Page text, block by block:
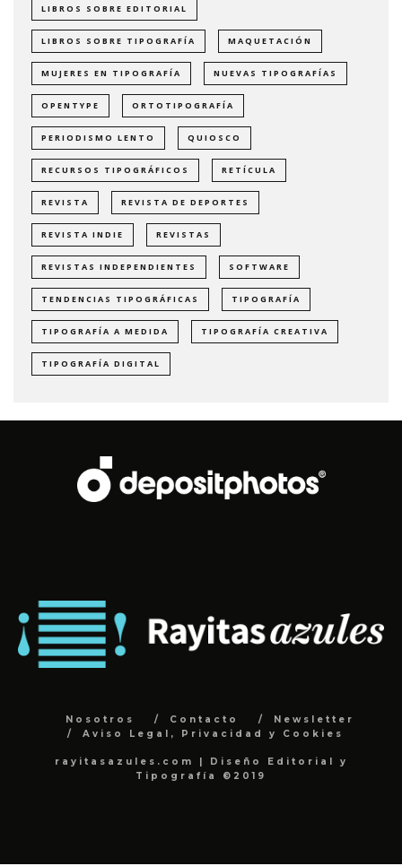
LIBROS SOBRE EDITORIAL
LIBROS SOBRE TIPOGRAFÍA MAQUETACIÓN
MUJERES EN TIPOGRAFÍA NUEVAS TIPOGRAFÍAS
OPENTYPE ORTOTIPOGRAFÍA
PERIODISMO LENTO QUIOSCO
RECURSOS TIPOGRÁFICOS RETÍCULA
REVISTA REVISTA DE DEPORTES
REVISTA INDIE REVISTAS
REVISTAS INDEPENDIENTES SOFTWARE
TENDENCIAS TIPOGRÁFICAS TIPOGRAFÍA
TIPOGRAFÍA A MEDIDA TIPOGRAFÍA CREATIVA
TIPOGRAFÍA DIGITAL
Nosotros Contacto
Newsletter
Aviso Legal, Privacidad y Cookies
rayitasazules.com | Diseño Editorial y
Tipografía ©2019